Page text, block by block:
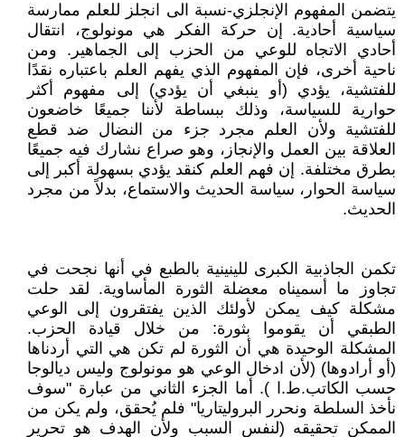
يتضمن المفهوم الإنجلزي-نسبة الى انجلز للعلم ممارسة
سياسية أحادية. إن حركة الفكر هي مونولوج، انتقال
أحادي الاتجاه للوعي من الحزب إلى الجماهير. ومن
ناحية أخرى، فإن المفهوم الذي يفهم العلم باعتباره نقدًا
للفتشية، يؤدي (أو ينبغي أن يؤدي) إلى مفهوم أكثر
حوارية للسياسة، وذلك ببساطة لأننا جميعًا خاضعون
للفتشية ولأن العلم مجرد جزء من النضال ضد قطع
العلاقة بين العمل والإنجاز، وهو صراع نشارك فيه جميعًا
بطرق مختلفة. إن فهم العلم كنقد يؤدي بسهولة أكبر إلى
سياسة الحوار، سياسة الحديث والاستماع، بدلاً من مجرد
الحديث.
تكمن الجاذبية الكبرى للينينية بالطبع في أنها نجحت في
تجاوز ما أسميناه معضلة الثورة المأساوية. لقد حلت
مشكلة كيف يمكن لأولئك الذين يفتقرون إلى الوعي
الطبقي أن يقوموا بثورة: من خلال قيادة الحزب.
المشكلة الوحيدة هي أن الثورة لم تكن هي التي أردناها
(أو أرادوها) (لأن ادخال الوعي هو مونولوج وليس ديالوجا
حسب الكاتب.ط.ا ). أما الجزء الثاني من عبارة "سوف
نأخذ السلطة ونحرر البروليتاريا" فلم يُحقق، ولم يكن من
الممكن تحقيقه (لنفس السبب ولأن الهدف هو تحرير